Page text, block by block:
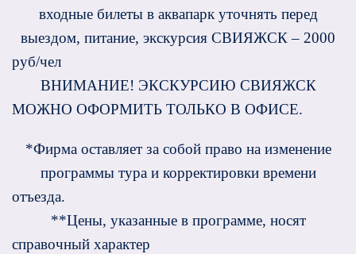
входные билеты в аквапарк уточнять перед
выездом, питание, экскурсия СВИЯЖСК – 2000
руб/чел
ВНИМАНИЕ! ЭКСКУРСИЮ СВИЯЖСК
МОЖНО ОФОРМИТЬ ТОЛЬКО В ОФИСЕ.
*Фирма оставляет за собой право на изменение
программы тура и корректировки времени
отъезда.
**Цены, указанные в программе, носят
справочный характер